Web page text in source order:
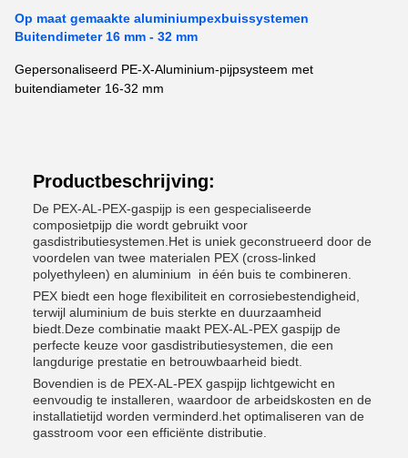
Op maat gemaakte aluminiumpexbuissystemen
Buitendimeter 16 mm - 32 mm
Gepersonaliseerd PE-X-Aluminium-pijpsysteem met
buitendiameter 16-32 mm
Productbeschrijving:
De PEX-AL-PEX-gaspijp is een gespecialiseerde
composietpijp die wordt gebruikt voor
gasdistributiesystemen.Het is uniek geconstrueerd door de
voordelen van twee materialen PEX (cross-linked
polyethyleen) en aluminium  in één buis te combineren.
PEX biedt een hoge flexibiliteit en corrosiebestendigheid,
terwijl aluminium de buis sterkte en duurzaamheid
biedt.Deze combinatie maakt PEX-AL-PEX gaspijp de
perfecte keuze voor gasdistributiesystemen, die een
langdurige prestatie en betrouwbaarheid biedt.
Bovendien is de PEX-AL-PEX gaspijp lichtgewicht en
eenvoudig te installeren, waardoor de arbeidskosten en de
installatietijd worden verminderd.het optimaliseren van de
gasstroom voor een efficiënte distributie.